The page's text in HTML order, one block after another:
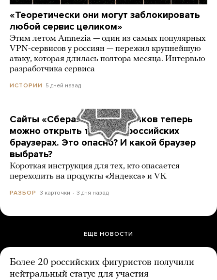
«Теоретически они могут заблокировать
любой сервис целиком»
Этим летом Amnezia — один из самых популярных
VPN-сервисов у россиян — пережил крупнейшую
атаку, которая длилась полтора месяца. Интервью
разработчика сервиса
ИСТОРИИ 5 дней назад
Сайты «Сбера» и других банков теперь
можно открыть только в российских
браузерах. Это опасно? И какой браузер
выбрать?
Короткая инструкция для тех, кто опасается
переходить на продукты «Яндекса» и VK
РАЗБОР 3 карточки 3 дня назад
ЕЩЕ НОВОСТИ
Более 20 российских фигуристов получили
нейтральный статус для участия